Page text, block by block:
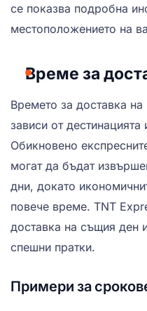
се показва подробна
местоположението на
Време за
Времето за доставка
зависи от дестинацията
Обикновено
могат да бъдат
дни, докато
повече време. TNT
доставка на същия ден
спешни пратки.
Примери за